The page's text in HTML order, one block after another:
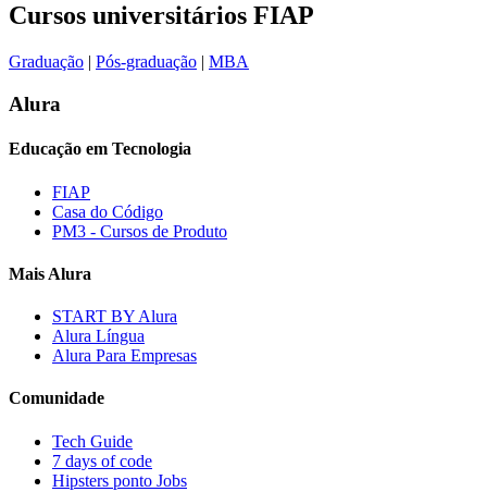
Cursos universitários FIAP
Graduação | Pós-graduação | MBA
Alura
Educação em Tecnologia
FIAP
Casa do Código
PM3 - Cursos de Produto
Mais Alura
START BY Alura
Alura Língua
Alura Para Empresas
Comunidade
Tech Guide
7 days of code
Hipsters ponto Jobs